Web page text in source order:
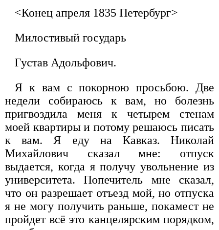
<Конец апреля 1835 Петербург>
Милостивый государь
Густав Адольфович.
Я к вам с покорною просьбою. Две
недели собираюсь к вам, но болезнь
пригвоздила меня к четырем стенам
моей квартиры и потому решаюсь писать
к вам. Я еду на Кавказ. Николай
Михайлович сказал мне: отпуск
выдается, когда я получу увольнение из
университета. Попечитель мне сказал,
что он разрешает отъезд мой, но отпуска
я не могу получить раньше, покамест не
пройдет всё это канцелярским порядком,